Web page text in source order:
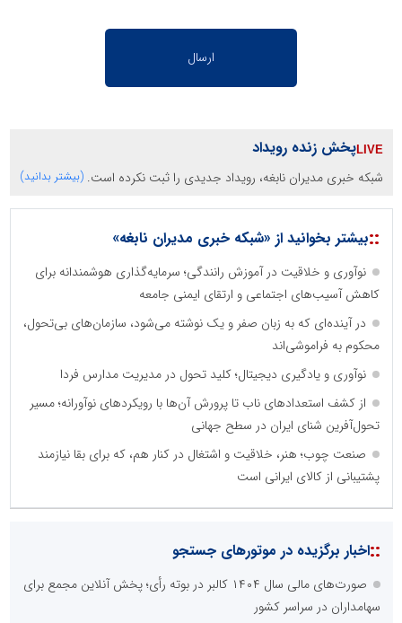
پخش زنده رویداد
شبکه خبری مدیران نابغه، رویداد جدیدی را ثبت نکرده است. (بیشتر بدانید)
::بیشتر بخوانید از «شبکه خبری مدیران نابغه»
نوآوری و خلاقیت در آموزش رانندگی؛ سرمایه‌گذاری هوشمندانه برای
کاهش آسیب‌های اجتماعی و ارتقای ایمنی جامعه
در آینده‌ای که به زبان صفر و یک نوشته می‌شود، سازمان‌های بی‌تحول،
محکوم به فراموشی‌اند
نوآوری و یادگیری دیجیتال؛ کلید تحول در مدیریت مدارس فردا
از کشف استعدادهای ناب تا پرورش آن‌ها با رویکردهای نوآورانه؛ مسیر
تحول‌آفرین شنای ایران در سطح جهانی
صنعت چوب؛ هنر، خلاقیت و اشتغال در کنار هم، که برای بقا نیازمند
پشتیبانی از کالای ایرانی است
::اخبار برگزیده در موتورهای جستجو
صورت‌های مالی سال ۱۴۰۴ کالبر در بوته رأی؛ پخش آنلاین مجمع برای
سهامداران در سراسر کشور